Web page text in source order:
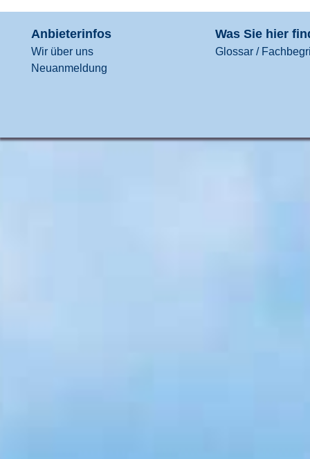
Anbieterinfos
Wir über uns
Neuanmeldung
Was Sie hier
Glossar /